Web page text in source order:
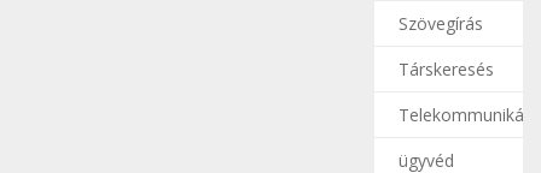
Szövegírás
Társkeresés
ügyvéd